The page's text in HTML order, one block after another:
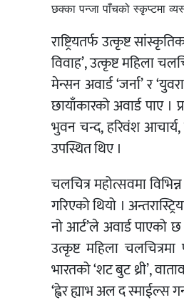
छक्का पन्जा पाँचको स्कृप्टमा
राष्ट्रियतर्फ उत्कृष्ट
विवाह’, उत्कृष्ट महिला
मेन्सन अवार्ड ‘जर्ना’ र
छायाँकारको अवार्ड पाए ।
भुवन चन्द, हरिवंश आचार्य,
उपस्थित थिए ।
चलचित्र महोत्सवमा
गरिएको थियो ।
नो आर्ट’ले अवार्ड पाएको
उत्कृष्ट महिला
भारतको ‘शट बुट थ्री’,
‘ह्वेर ह्याभ अल द स्माईल्स